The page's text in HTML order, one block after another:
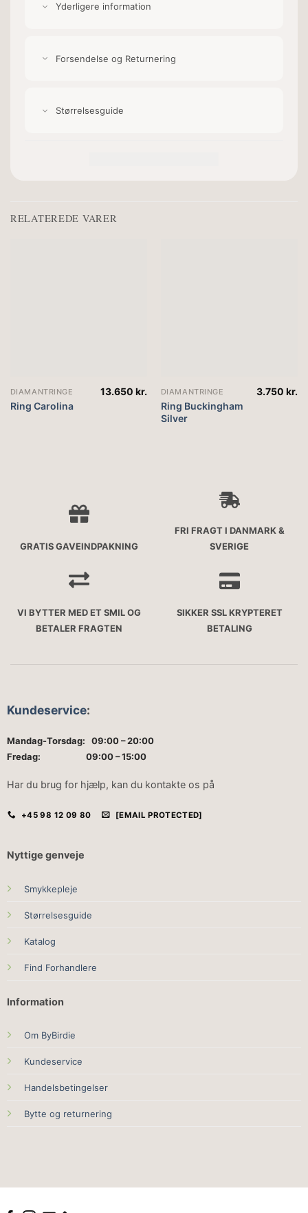
Yderligere information
Forsendelse og Returnering
Størrelsesguide
RELATEREDE VARER
DIAMANTRINGE
Ring Carolina
13.650kr. DIAMANTRINGE
Ring Buckingham
Silver
3.750kr.
GRATIS GAVEINDPAKNING
FRI FRAGT I DANMARK &
SVERIGE
VI BYTTER MED ET SMIL OG
BETALER FRAGTEN
SIKKER SSL KRYPTERET
BETALING
Kundeservice:
Mandag-Torsdag: 09:00 – 20:00
Fredag: 09:00 – 15:00
Har du brug for hjælp, kan du kontakte os på
+45 98 12 09 80 [EMAIL PROTECTED]
Nyttige genveje
Smykkepleje
Størrelsesguide
Katalog
Find Forhandlere
Information
Om ByBirdie
Kundeservice
Handelsbetingelser
Bytte og returnering